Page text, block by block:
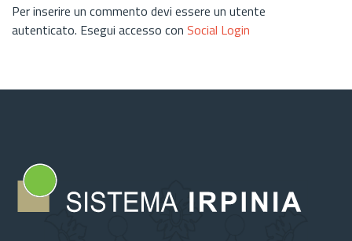
Per inserire un commento devi essere un utente
autenticato. Esegui accesso con Social Login